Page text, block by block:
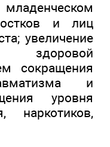
и лиц
увеличение
здоровой
сокращения
и
уровня
наркотиков,